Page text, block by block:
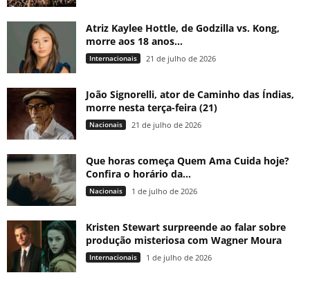
Atriz Kaylee Hottle, de Godzilla vs. Kong,
morre aos 18 anos...
Internacionais 21 de julho de 2026
João Signorelli, ator de Caminho das Índias,
morre nesta terça-feira (21)
Nacionais 21 de julho de 2026
Que horas começa Quem Ama Cuida hoje?
Confira o horário da...
Nacionais 1 de julho de 2026
Kristen Stewart surpreende ao falar sobre
produção misteriosa com Wagner Moura
Internacionais 1 de julho de 2026